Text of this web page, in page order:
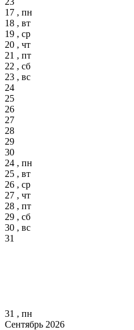
17 , пн
18 , вт
19 , ср
20 , чт
21 , пт
22 , сб
23 , вс
24
25
26
27
28
29
30
24 , пн
25 , вт
26 , ср
27 , чт
28 , пт
29 , сб
30 , вс
31
31 , пн
Сентябрь 2026